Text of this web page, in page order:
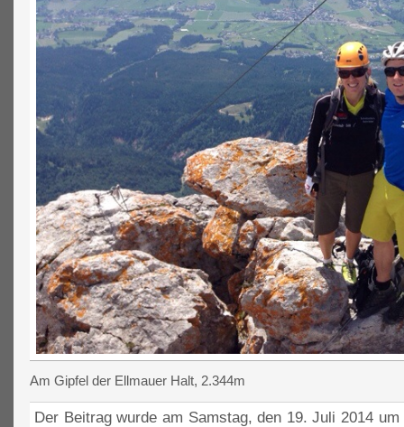
Am Gipfel der Ellmauer Halt, 2.344m
Der Beitrag wurde am Samstag, den 19. Juli 2014